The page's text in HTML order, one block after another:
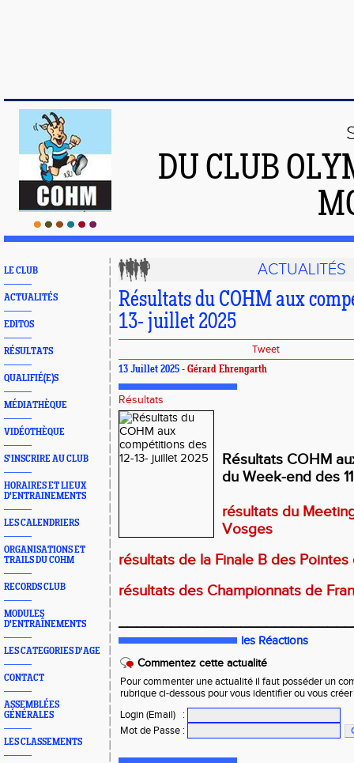
DU CLUB
LE CLUB
ACTUALITÉS
EDITOS
RÉSULTATS
QUALIFIÉ(E)S
MÉDIATHÈQUE
VIDÉOTHÈQUE
S'INSCRIRE AU CLUB
HORAIRES ET LIEUX
D'ENTRAINEMENTS
LES CALENDRIERS
ORGANISATIONS ET
TRAILS DU COHM
RECORDS CLUB
MODULES
D'ENTRAÎNEMENTS
LES CATEGORIES D'AGE
CONTACT
ASSEMBLÉES
GÉNÉRALES
LES CLASSEMENTS
ACTUALITÉS
Résultats du COHM aux
13- juillet 2025
Tweet
13 Juillet 2025 - Gérard Ehrengarth
Résultats
Résultats COHM
du Week-end des
résultats du
Vosges
résultats de la Finale B des Pointes
résultats des Championnats de
les Réactions
Commentez cette actualité
Pour commenter une actualité il faut posséder un
rubrique ci-dessous pour vous identifier ou vous
Login (Email)
:
Mot de Passe :